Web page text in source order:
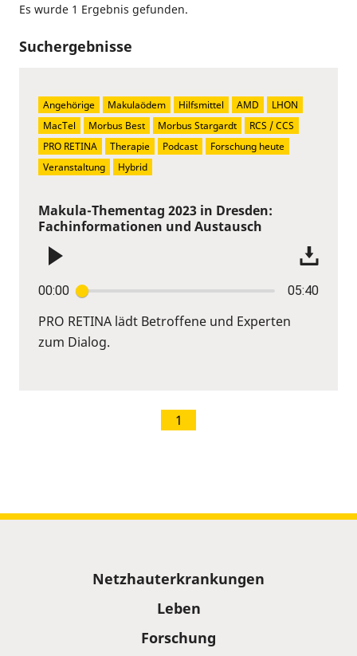
Es wurde 1 Ergebnis gefunden.
Suchergebnisse
Makula-Thementag 2023 in Dresden:
Fachinformationen und Austausch
00:00 05:40
PRO RETINA lädt Betroffene und Experten
zum Dialog.
Angehörige Makulaödem Hilfsmittel AMD
LHON
MacTel
Morbus Best Morbus Stargardt
RCS / CCS
PRO RETINA
Therapie Podcast
Forschung heute
Veranstaltung
Hybrid
1
Netzhauterkrankungen
Leben
Forschung